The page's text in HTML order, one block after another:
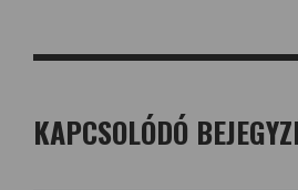
KAPCSOLÓDÓ